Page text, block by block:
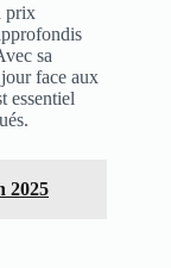
prix
sa
face aux
essentiel
2025